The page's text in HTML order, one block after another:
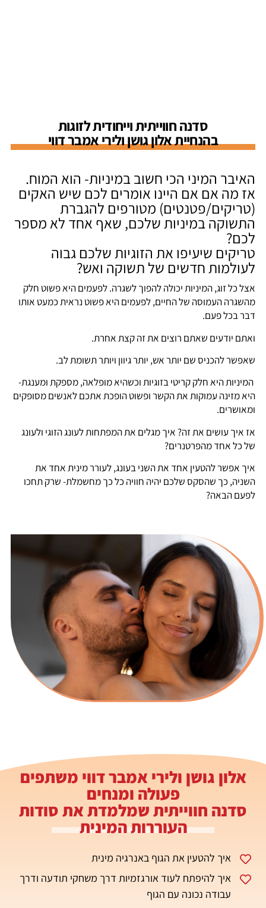
סדנה חווייתית וייחודית לזוגות
בהנחיית אלון גושן ולירי אמבר דווי
האיבר המיני הכי חשוב במיניות- הוא המוח.
אז מה אם אם היינו אומרים לכם שיש האקים
(טריקים/פטנטים) מטורפים להגברת
התשוקה במיניות שלכם, שאף אחד לא מספר
לכם?
טריקים שיעיפו את הזוגיות שלכם גבוה
לעולמות חדשים של תשוקה ואש?
אצל כל זוג, המיניות יכולה להפוך לשגרה. לפעמים היא פשוט חלק
מהשגרה העמוסה של החיים, לפעמים היא פשוט נראית כמעט אותו
דבר בכל פעם.
ואתם יודעים שאתם רוצים את זה קצת אחרת.
שאפשר להכניס שם יותר אש, יותר גיוון ויותר תשומת לב.
המיניות היא חלק קריטי בזוגיות וכשהיא מופלאה, מספקת ומענגת-
היא מזינה עמוקות את הקשר ופשוט הופכת אתכם לאנשים מסופקים
ומאושרים.
אז איך עושים את זה? איך מגלים את המפתחות לעונג הזוגי ולעונג
של כל אחד מהפרטנרים?
איך אפשר להטעין אחד את השני בעונג, לעורר מינית אחד את
השניה, כך שהסקס שלכם יהיה חוויה כל כך מחשמלת- שרק תחכו
לפעם הבאה?
אלון גושן ולירי אמבר דווי משתפים
פעולה ומנחים
סדנה חווייתית שמלמדת את סודות
העוררות המינית
איך להטעין את הגוף באנרגיה מינית
איך להיפתח לעוד אורגזמיות דרך משחקי תודעה ודרך
עבודה נכונה עם הגוף